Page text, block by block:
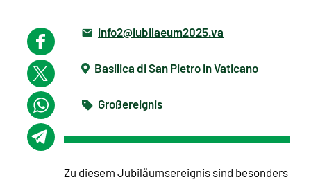
info2@iubilaeum2025.va
Basilica di San Pietro in Vaticano
Großereignis
Zu diesem Jubiläumsereignis sind besonders